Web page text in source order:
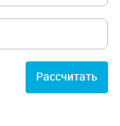
Расcчитать